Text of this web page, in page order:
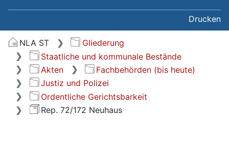
Drucken
NLA ST
Gliederung
Staatliche und kommunale Bestände
Akten
Fachbehörden (bis heute)
Justiz und Polizei
Ordentliche Gerichtsbarkeit
Rep. 72/172 Neuhaus